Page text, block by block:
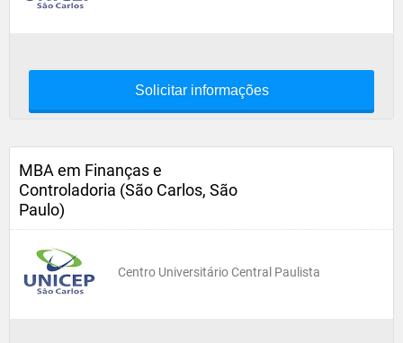
Solicitar informações
MBA em Finanças e
Controladoria (São Carlos, São
Paulo)
Centro Universitário Central Paulista